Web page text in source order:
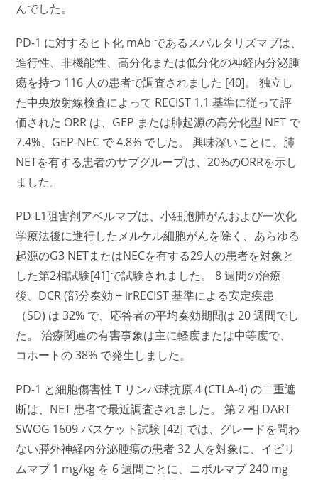
んでした。
PD-1 に対するヒト化 mAb であるスパルタリズマブは、
進行性、非機能性、高分化または低分化の神経内分泌腫
瘍を持つ 116 人の患者で調査されました [40]。 独立し
た中央放射線検査によって RECIST 1.1 基準に従って評
価された ORR は、GEP または肺起源の高分化型 NET で
7.4%、GEP-NEC で 4.8% でした。 興味深いことに、肺
NETを有する患者のサブグループは、20%のORRを示し
ました。
PD-L1阻害剤アベルマブは、小細胞肺がんおよび一次化
学療法後に進行したメルケル細胞がんを除く、あらゆる
起源のG3 NETまたはNECを有する29人の患者を対象と
した第2相試験[41]で試験されました。 8 週間の治療
後、DCR (部分奏効 + irRECIST 基準による安定疾患
（SD) は 32% で、応答者の平均奏効期間は 20 週間でし
た。 治療関連の有害事象は主に軽度または中等度で、
コホートの 38% で発生しました。
PD-1 と細胞傷害性 T リンパ球抗原 4 (CTLA-4) の二重遮
断は、NET 患者で最近調査されました。 第 2 相 DART
SWOG 1609 バスケット試験 [42] では、グレードを問わ
ない膵外神経内分泌腫瘍の患者 32 人を対象に、イピリ
ムマブ 1 mg/kg を 6 週間ごとに、ニボルマブ 240 mg